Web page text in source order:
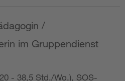
/
im Gruppendienst
- 38,5 Std./Wo.), SOS-